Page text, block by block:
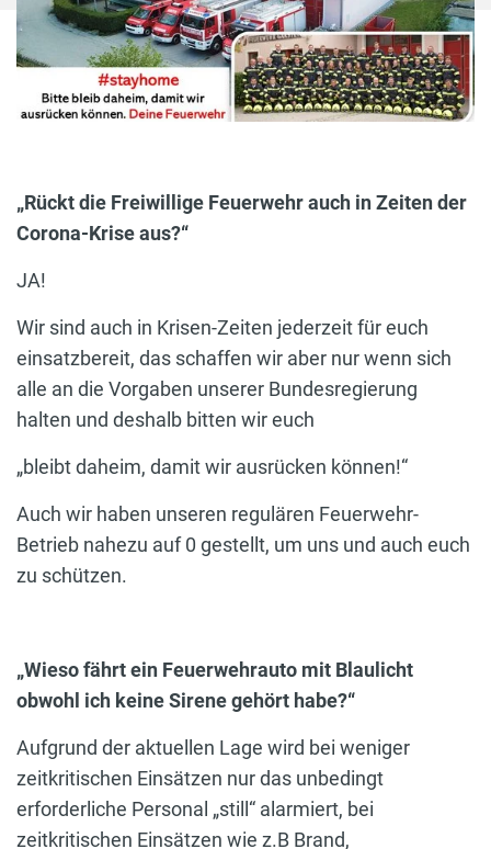
„Rückt die Freiwillige Feuerwehr auch in Zeiten der
Corona-Krise aus?“
JA!
Wir sind auch in Krisen-Zeiten jederzeit für euch
einsatzbereit, das schaffen wir aber nur wenn sich
alle an die Vorgaben unserer Bundesregierung
halten und deshalb bitten wir euch
„bleibt daheim, damit wir ausrücken können!“
Auch wir haben unseren regulären Feuerwehr-
Betrieb nahezu auf 0 gestellt, um uns und auch euch
zu schützen.
„Wieso fährt ein Feuerwehrauto mit Blaulicht
obwohl ich keine Sirene gehört habe?“
Aufgrund der aktuellen Lage wird bei weniger
zeitkritischen Einsätzen nur das unbedingt
erforderliche Personal „still“ alarmiert, bei
zeitkritischen Einsätzen wie z.B Brand,